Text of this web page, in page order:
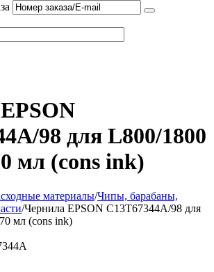
98 для L800/1800
мл (cons ink)
материалы/Чипы, барабаны,
/Чернила EPSON C13T67344A/98 для
мл (cons ink)